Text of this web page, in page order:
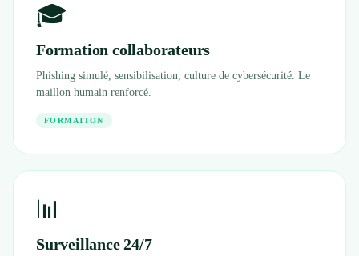
🎓
Formation collaborateurs
Phishing simulé, sensibilisation, culture de cybersécurité. Le
maillon humain renforcé.
FORMATION
📊
Surveillance 24/7